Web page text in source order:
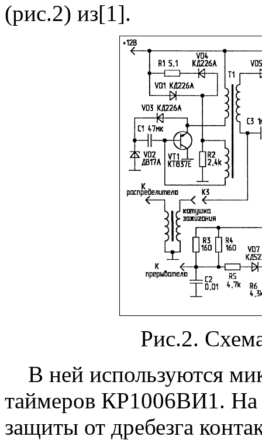
(рис.2) из[1].
Рис.2.
В ней используются
таймеров КР1006ВИ1.
защиты от дребезга